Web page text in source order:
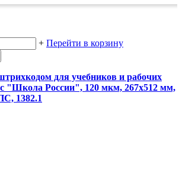
+ Перейти в корзину
для учебников и рабочих
"Школа России", 120 мкм, 267х512 мм,
1382.1